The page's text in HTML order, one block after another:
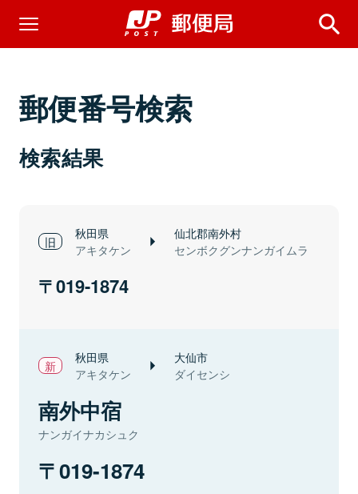
郵便番号検索
検索結果
秋田県
アキタケン
仙北郡南外村
センボクグンナンガイムラ
019-1874
秋田県
アキタケン
大仙市
ダイセンシ
南外中宿
ナンガイナカシュク
019-1874